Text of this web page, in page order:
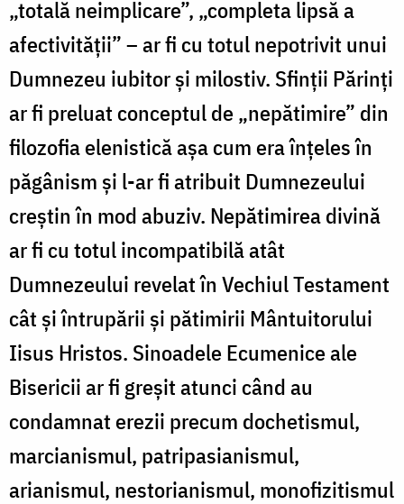
„totală neimplicare”, „completa lipsă a
afectivităţii” – ar fi cu totul nepotrivit unui
Dumnezeu iubitor şi milostiv. Sfinţii Părinţi
ar fi preluat conceptul de „nepătimire” din
filozofia elenistică aşa cum era înţeles în
păgânism şi l-ar fi atribuit Dumnezeului
creştin în mod abuziv. Nepătimirea divină
ar fi cu totul incompatibilă atât
Dumnezeului revelat în Vechiul Testament
cât şi întrupării şi pătimirii Mântuitorului
Iisus Hristos. Sinoadele Ecumenice ale
Bisericii ar fi greşit atunci când au
condamnat erezii precum dochetismul,
marcianismul, patripasianismul,
arianismul, nestorianismul, monofizitismul